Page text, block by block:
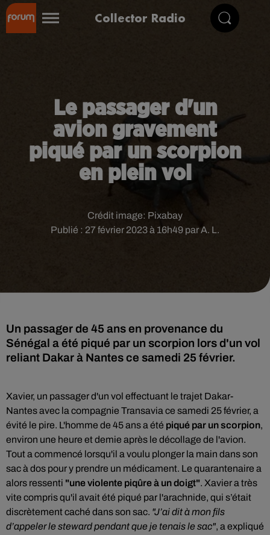
Collector Radio
Le passager d'un
avion gravement
piqué par un scorpion
en plein vol
Publié : 27 février 2023 à 16h49 par A. L.
Crédit image: Pixabay
Un passager de 45 ans en provenance du
Sénégal a été piqué par un scorpion lors d'un vol
reliant Dakar à Nantes ce samedi 25 février.
Xavier, un passager d'un vol effectuant le trajet Dakar-
Nantes avec la compagnie Transavia ce samedi 25 février, a
évité le pire. L'homme de 45 ans a été piqué par un scorpion,
environ une heure et demie après le décollage de l'avion.
Tout a commencé lorsqu'il a voulu plonger la main dans son
sac à dos pour y prendre un médicament. Le quarantenaire a
alors ressenti "une violente piqûre à un doigt". Xavier a très
vite compris qu'il avait été piqué par l'arachnide, qui s’était
discrètement caché dans son sac. "J’ai dit à mon fils
d’appeler le steward pendant que je tenais le sac", a expliqué